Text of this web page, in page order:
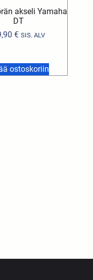
akseli Yamaha
DT
€ SIS. ALV
ostoskoriin